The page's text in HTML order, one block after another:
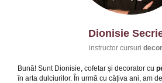
Dionisie
instructor cursuri
Bună! Sunt Dionisie, cofetar și decorator cu
în arta dulciurilor. În urmă cu câțiva ani, am